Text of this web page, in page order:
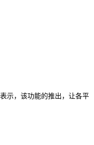
示，该功能的推出，让各平